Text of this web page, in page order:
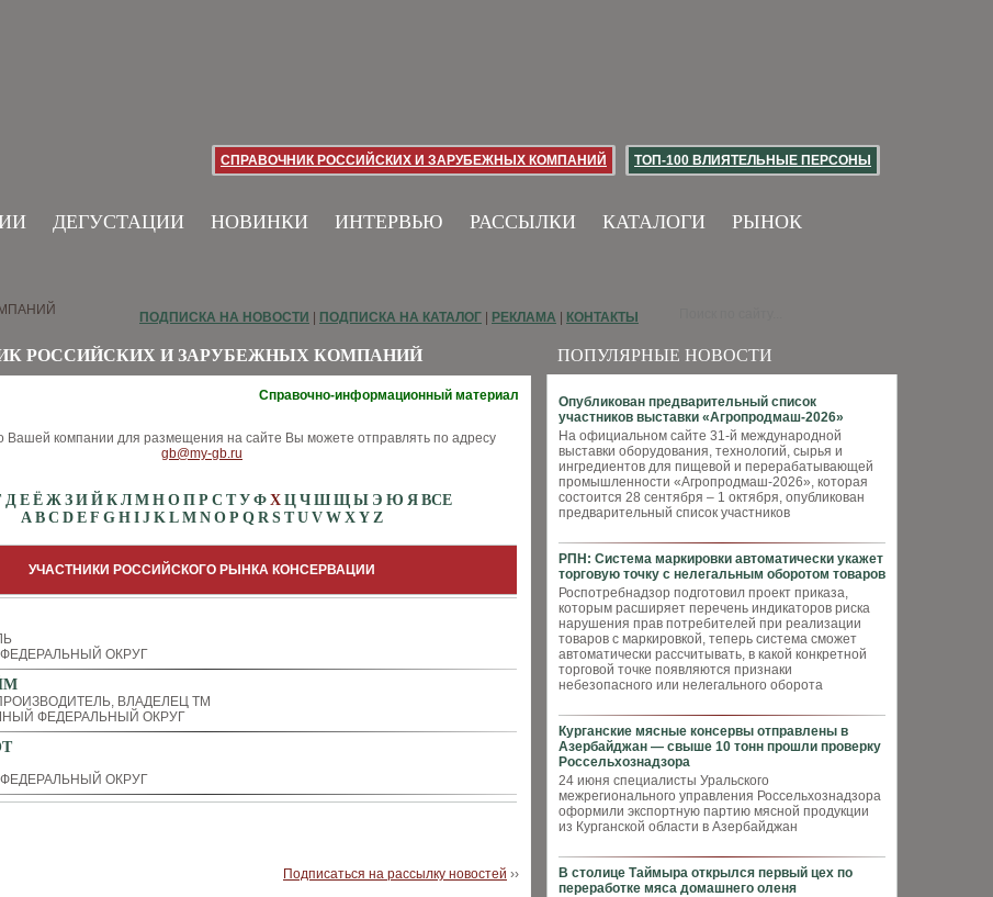
СПРАВОЧНИК РОССИЙСКИХ И ЗАРУБЕЖНЫХ КОМПАНИЙ ТОП-100 ВЛИЯТЕЛЬНЫЕ ПЕРСОНЫ
ДЕГУСТАЦИИ НОВИНКИ ИНТЕРВЬЮ РАССЫЛКИ КАТАЛОГИ РЫНОК
ПОПУЛЯРНЫЕ НОВОСТИ
Опубликован предварительный список
участников выставки «Агропродмаш-2026»
На официальном сайте 31-й международной
выставки оборудования, технологий, сырья и
ингредиентов для пищевой и перерабатывающей
промышленности «Агропродмаш-2026», которая
состоится 28 сентября – 1 октября, опубликован
предварительный список участников
РПН: Система маркировки автоматически укажет
торговую точку с нелегальным оборотом товаров
Роспотребнадзор подготовил проект приказа,
которым расширяет перечень индикаторов риска
нарушения прав потребителей при реализации
товаров с маркировкой, теперь система сможет
автоматически рассчитывать, в какой конкретной
торговой точке появляются признаки
небезопасного или нелегального оборота
Курганские мясные консервы отправлены в
Азербайджан — свыше 10 тонн прошли проверку
Россельхознадзора
24 июня специалисты Уральского
межрегионального управления Россельхознадзора
оформили экспортную партию мясной продукции
из Курганской области в Азербайджан
В столице Таймыра открылся первый цех по
переработке мяса домашнего оленя
ПОДПИСКА НА НОВОСТИ ПОДПИСКА НА КАТАЛОГ РЕКЛАМА КОНТАКТЫ
РОССИЙСКИХ И ЗАРУБЕЖНЫХ КОМПАНИЙ
Справочно-информационный материал
компании для размещения на сайте Вы можете отправлять по адресу
gb@my-gb.ru
Д Е Ё Ж З И Й К Л М Н О П Р С Т У Ф Х Ц Ч Ш Щ Ы Э Ю Я ВСЕ
A B C D E F G H I J K L M N O P Q R S T U V W X Y Z
УЧАСТНИКИ РОССИЙСКОГО РЫНКА КОНСЕРВАЦИИ
ОКРУГ
ВЛАДЕЛЕЦ ТМ
ФЕДЕРАЛЬНЫЙ ОКРУГ
ОКРУГ
Подписаться на рассылку новостей ››